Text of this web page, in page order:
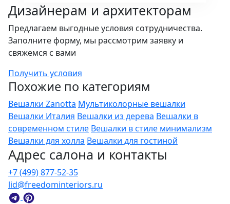
Дизайнерам и архитекторам
Предлагаем выгодные условия сотрудничества.
Заполните форму, мы рассмотрим заявку и
свяжемся с вами
Получить условия
Похожие по категориям
Вешалки Zanotta Мультиколорные вешалки
Вешалки Италия Вешалки из дерева Вешалки в
современном стиле Вешалки в стиле минимализм
Вешалки для холла Вешалки для гостиной
Адрес салона и контакты
+7 (499) 877-52-35
lid@freedominteriors.ru